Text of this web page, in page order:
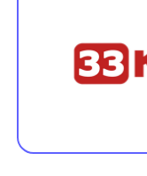
33 дивана